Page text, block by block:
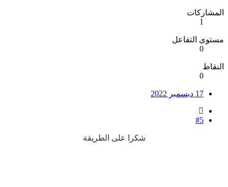
المشاركات
1
مستوى التفاعل
0
النقاط
0
17 ديسمبر 2022
#5
شكرا على الطريقة